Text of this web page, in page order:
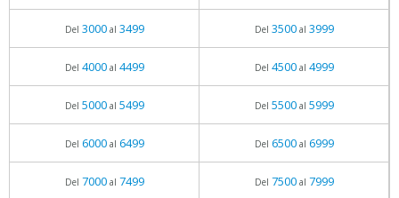
Del 3000al 3499 Del 3500al 3999
Del 4000al 4499 Del 4500al 4999
Del 5000al 5499 Del 5500al 5999
Del 6000al 6499 Del 6500al 6999
Del 7000al 7499 Del 7500al 7999